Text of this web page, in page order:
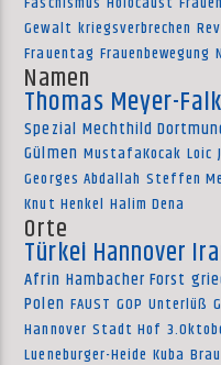
Gewalt kriegsverbrechen
Frauentag Frauenbewegung
Namen
Thomas Meyer-Falk
Spezial Mechthild
Gülmen MustafaKocak Loic
Georges Abdallah Steffen
Knut Henkel Halim Dena
Orte
Türkei Hannover
Afrin Hambacher Forst
Polen FAUST GOP Unterlüß
Hannover Stadt Hof
Lueneburger-Heide Kuba